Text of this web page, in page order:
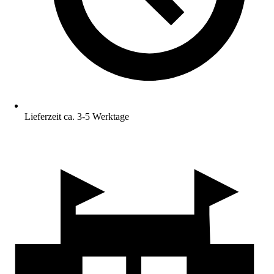
Lieferzeit ca. 3-5 Werktage